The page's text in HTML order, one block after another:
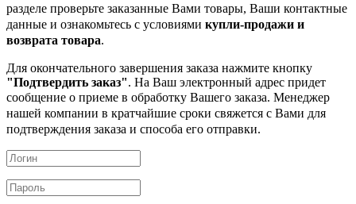
разделе проверьте заказанные Вами товары, Ваши контактные
данные и ознакомьтесь с условиями купли-продажи и
возврата товара.
Для окончательного завершения заказа нажмите кнопку
"Подтвердить заказ". На Ваш электронный адрес придет
сообщение о приеме в обработку Вашего заказа. Менеджер
нашей компании в кратчайшие сроки свяжется с Вами для
подтверждения заказа и способа его отправки.